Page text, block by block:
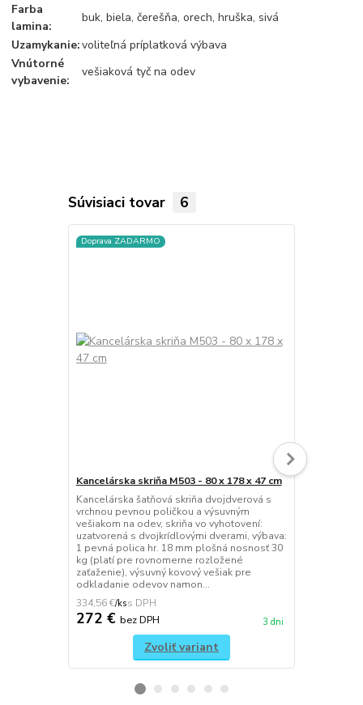
Farba
lamina:
buk, biela, čerešňa, orech, hruška, sivá
Uzamykanie:voliteľná príplatková výbava
Vnútorné
vybavenie:
vešiaková tyč na odev
Súvisiaci tovar 6
Doprava ZADARMO
Kancelárska skriňa M503 - 80 x 178 x 47 cm
Kancelárska šatňová skriňa dvojdverová s
vrchnou pevnou poličkou a výsuvným
vešiakom na odev, skriňa vo vyhotovení:
uzatvorená s dvojkrídlovými dverami, výbava:
1 pevná polica hr. 18 mm plošná nosnosť 30
kg (platí pre rovnomerne rozložené
zaťaženie), výsuvný kovový vešiak pre
odkladanie odevov namon...
334,56 €/ks
272 € bez DPH 3 dni
Zvoliť variant